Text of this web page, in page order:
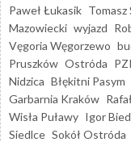
Paweł Łukasik Tomasz
Mazowiecki wyjazd
Vęgoria Węgorzewo
Pruszków Ostróda
Nidzica Błękitni Pasym
Garbarnia Kraków
Wisła Puławy Igor
Siedlce Sokół Ostróda